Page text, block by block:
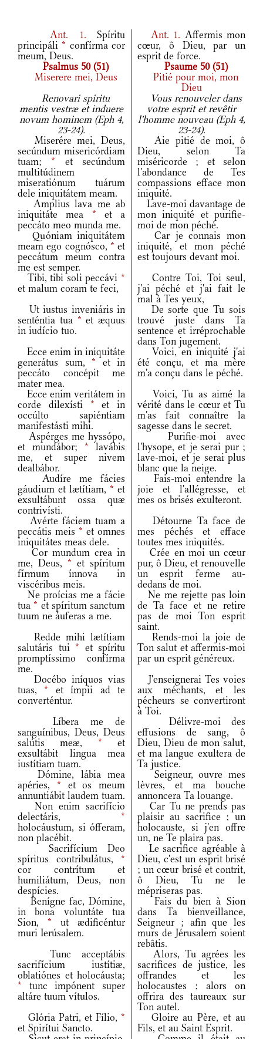
Ant. 1. Spíritu
principáli* confírma cor
meum, Deus.
Ant. 1. Affermis mon
cœur, ô Dieu, par un
esprit de force.
Psalmus 50 (51)
Psaume 50 (51)
Miserere mei, Deus
Pitié pour moi, mon
Dieu
Renovari spiritu
mentis vestræ et induere
novum hominem (Eph 4,
23-24).
Vous renouveler dans
votre esprit et revêtir
l'homme nouveau (Eph 4,
23-24).
Miserére mei, Deus,
secúndum misericórdiam
tuam;* et secúndum
multitúdinem
miseratiónum tuárum
dele iniquitátem meam.
Aie pitié de moi, ô
Dieu, selon Ta
miséricorde ; et selon
l'abondance de Tes
compassions efface mon
iniquité.
Amplius lava me ab
iniquitáte mea * et a
peccáto meo munda me.
Lave-moi davantage de
mon iniquité et purifie-
moi de mon péché.
Quóniam iniquitátem
meam ego cognósco, * et
peccátum meum contra
me est semper.
Car je connais mon
iniquité, et mon péché
est toujours devant moi.
Tibi, tibi soli peccávi *
et malum coram te feci,
Contre Toi, Toi seul,
j'ai péché et j'ai fait le
mal à Tes yeux,
Ut iustus inveniáris in
senténtia tua * et æquus
in iudício tuo.
De sorte que Tu sois
trouvé juste dans Ta
sentence et irréprochable
dans Ton jugement.
Ecce enim in iniquitáte
generátus sum, * et in
peccáto concépit me
mater mea.
Voici, en iniquité j'ai
été conçu, et ma mère
m'a conçu dans le péché.
Ecce enim veritátem in
corde dilexísti * et in
occúlto sapiéntiam
manifestásti mihi.
Voici, Tu as aimé la
vérité dans le cœur et Tu
m'as fait connaître la
sagesse dans le secret.
Aspérges me hyssópo,
et mundábor; * lavábis
me, et super nivem
dealbábor.
Purifie-moi avec
l'hysope, et je serai pur ;
lave-moi, et je serai plus
blanc que la neige.
Audíre me fácies
gáudium et lætítiam, * et
exsultábunt ossa quæ
contrivísti.
Fais-moi entendre la
joie et l'allégresse, et
mes os brisés exulteront.
Avérte fáciem tuam a
peccátis meis * et omnes
iniquitátes meas dele.
Détourne Ta face de
mes péchés et efface
toutes mes iniquités.
Cor mundum crea in
me, Deus, * et spíritum
fírmum ínnova in
viscéribus meis.
Crée en moi un cœur
pur, ô Dieu, et renouvelle
un esprit ferme au-
dedans de moi.
Ne proícias me a fácie
tua* et spíritum sanctum
tuum ne áuferas a me.
Ne me rejette pas loin
de Ta face et ne retire
pas de moi Ton esprit
saint.
Redde mihi lætítiam
salutáris tui * et spíritu
promptíssimo confírma
me.
Rends-moi la joie de
Ton salut et affermis-moi
par un esprit généreux.
Docébo iníquos vias
tuas,* et ímpii ad te
converténtur.
J'enseignerai Tes voies
aux méchants, et les
pécheurs se convertiront
à Toi.
Líbera me de
sanguínibus, Deus, Deus
salútis meæ, * et
exsultábit lingua mea
iustítiam tuam.
Délivre-moi des
effusions de sang, ô
Dieu, Dieu de mon salut,
et ma langue exultera de
Ta justice.
Dómine, lábia mea
apéries, * et os meum
annuntiábit laudem tuam.
Seigneur, ouvre mes
lèvres, et ma bouche
annoncera Ta louange.
Non enim sacrifício
delectáris, *
holocáustum, si ófferam,
non placébit.
Car Tu ne prends pas
plaisir au sacrifice ; un
holocauste, si j'en offre
un, ne Te plaira pas.
Sacrifícium Deo
spíritus contribulátus, *
cor contrítum et
humiliátum, Deus, non
despícies.
Le sacrifice agréable à
Dieu, c'est un esprit brisé
; un cœur brisé et contrit,
ô Dieu, Tu ne le
mépriseras pas.
Benígne fac, Dómine,
in bona voluntáte tua
Sion, * ut ædificéntur
muri Ierúsalem.
Fais du bien à Sion
dans Ta bienveillance,
Seigneur ; afin que les
murs de Jérusalem soient
rebâtis.
Tunc acceptábis
sacrifícium iustítiæ,
oblatiónes et holocáusta;
* tunc impónent super
altáre tuum vítulos.
Alors, Tu agrées les
sacrifices de justice, les
offrandes et les
holocaustes ; alors on
offrira des taureaux sur
Ton autel.
Glória Patri, et Fílio, *
et Spirítui Sancto.
Gloire au Père, et au
Fils, et au Saint Esprit.